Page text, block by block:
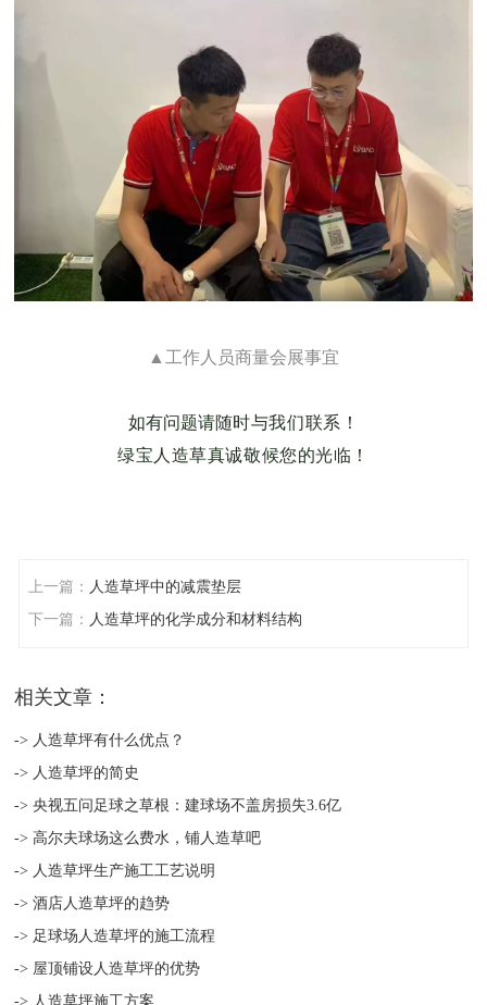
▲工作人员商量会展事宜
如有问题请随时与我们联系！
绿宝人造草真诚敬候您的光临！
上一篇： 人造草坪中的减震垫层
下一篇： 人造草坪的化学成分和材料结构
相关文章：
-> 人造草坪有什么优点？
-> 人造草坪的简史
-> 央视五问足球之草根：建球场不盖房损失3.6亿
-> 高尔夫球场这么费水，铺人造草吧
-> 人造草坪生产施工工艺说明
-> 酒店人造草坪的趋势
-> 足球场人造草坪的施工流程
-> 屋顶铺设人造草坪的优势
-> 人造草坪施工方案